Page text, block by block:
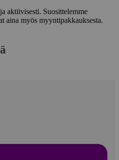
aktiivisesti. Suosittelemme
aina myös myyntipakkauksesta.